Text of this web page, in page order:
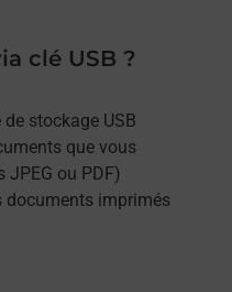
clé USB ?
stockage USB
que vous
ou PDF)
documents imprimés